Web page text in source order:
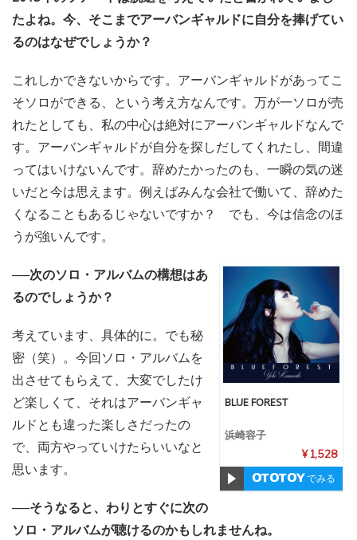
たよね。今、そこまでアーバンギャルドに自分を捧げてい
るのはなぜでしょうか？
これしかできないからです。アーバンギャルドがあってこ
そソロができる、という考え方なんです。万が一ソロが売
れたとしても、私の中心は絶対にアーバンギャルドなんで
す。アーバンギャルドが自分を探しだしてくれたし、間違
ってはいけないんです。辞めたかったのも、一瞬の気の迷
いだと今は思えます。例えばみんな会社で働いて、辞めた
くなることもあるじゃないですか？ でも、今は信念のほ
うが強いんです。
BLUE FOREST
浜崎容子
¥ 1,528
でみる
──次のソロ・アルバムの構想はあ
るのでしょうか？
考えています、具体的に。でも秘
密（笑）。今回ソロ・アルバムを
出させてもらえて、大変でしたけ
ど楽しくて、それはアーバンギャ
ルドとも違った楽しさだったの
で、両方やっていけたらいいなと
思います。
──そうなると、わりとすぐに次の
ソロ・アルバムが聴けるのかもしれませんね。